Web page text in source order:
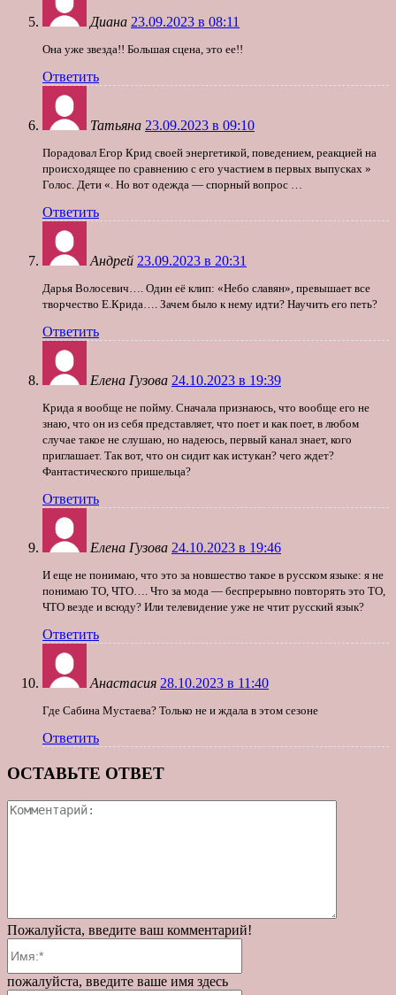
Диана 23.09.2023 в 08:11
Она уже звезда!! Большая сцена, это ее!!
Ответить
Татьяна 23.09.2023 в 09:10
Порадовал Егор Крид своей энергетикой, поведением, реакцией на
происходящее по сравнению с его участием в первых выпусках »
Голос. Дети «. Но вот одежда — спорный вопрос …
Ответить
Андрей 23.09.2023 в 20:31
Дарья Волосевич…. Один её клип: «Небо славян», превышает все
творчество Е.Крида…. Зачем было к нему идти? Научить его петь?
Ответить
Елена Гузова 24.10.2023 в 19:39
Крида я вообще не пойму. Сначала признаюсь, что вообще его не
знаю, что он из себя представляет, что поет и как поет, в любом
случае такое не слушаю, но надеюсь, первый канал знает, кого
приглашает. Так вот, что он сидит как истукан? чего ждет?
Фантастического пришельца?
Ответить
Елена Гузова 24.10.2023 в 19:46
И еще не понимаю, что это за новшество такое в русском языке: я не
понимаю ТО, ЧТО…. Что за мода — беспрерывно повторять это ТО,
ЧТО везде и всюду? Или телевидение уже не чтит русский язык?
Ответить
Анастасия 28.10.2023 в 11:40
Где Сабина Мустаева? Только не и ждала в этом сезоне
Ответить
ОСТАВЬТЕ ОТВЕТ
Пожалуйста, введите ваш комментарий!
пожалуйста, введите ваше имя здесь